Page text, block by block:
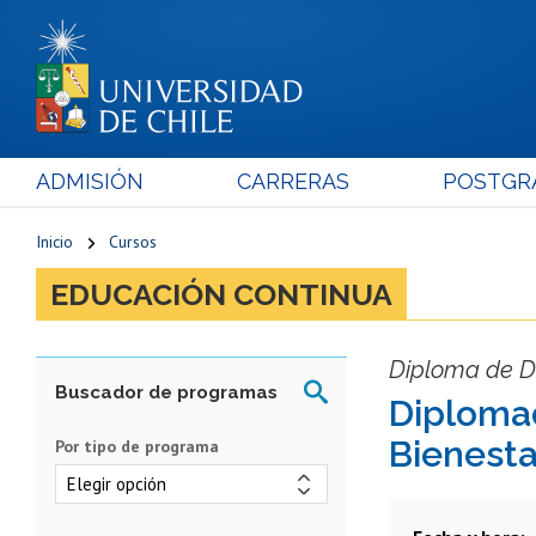
ADMISIÓN CARRERAS
Inicio Cursos
EDUCACIÓN CONTINUA
Diploma de
Por tipo de programa